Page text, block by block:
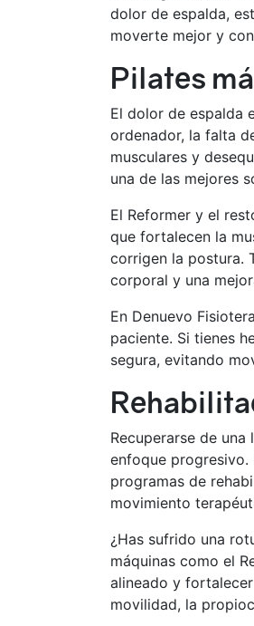
dolor de espalda,
moverte mejor y
Pilates
El dolor de espalda
ordenador, la falta
musculares y
una de las mejores
El Reformer y el
que fortalecen la
corrigen la postura.
corporal y una
En Denuevo
paciente. Si tienes
segura, evitando
Recuperarse de
enfoque progresivo.
programas de
movimiento
¿Has sufrido una
máquinas como el
alineado y
movilidad, la